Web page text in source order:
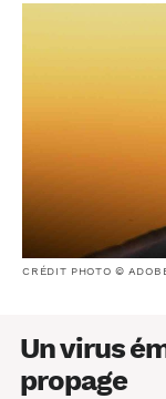
CRÉDIT PHOTO ©
Un virus
propage